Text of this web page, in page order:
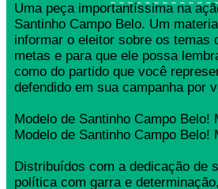
Uma peça importantíssima na
Santinho Campo Belo. Um
informar o eleitor sobre os temas
metas e para que ele possa
como do partido que você
defendido em sua campanha por
Modelo de Santinho Campo Belo!
Modelo de Santinho Campo
Distribuídos com a dedicação de
política com garra e